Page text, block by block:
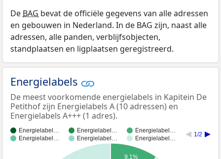
De BAG bevat de officiële gegevens van alle adressen
en gebouwen in Nederland. In de BAG zijn, naast alle
adressen, alle panden, verblijfsobjecten,
standplaatsen en ligplaatsen geregistreerd.
Energielabels
De meest voorkomende energielabels in Kapitein De
Petithof zijn Energielabels A (10 adressen) en
Energielabels A+++ (1 adres).
Energielabel… Energielabel…
Energielabel…
Energielabel…
Energielabel… Energielabel…
1/2
9,1%